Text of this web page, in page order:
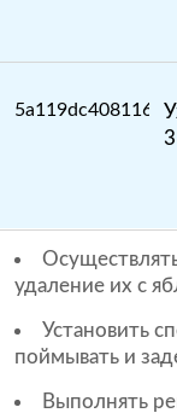
удаление их с
Установить
поймывать и
Выполнять